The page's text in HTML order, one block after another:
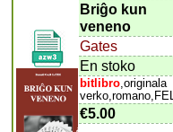
Briĝo kun
veneno
Gates
En stoko
bitlibro ,originala
verko,romano,FEL
€5.00